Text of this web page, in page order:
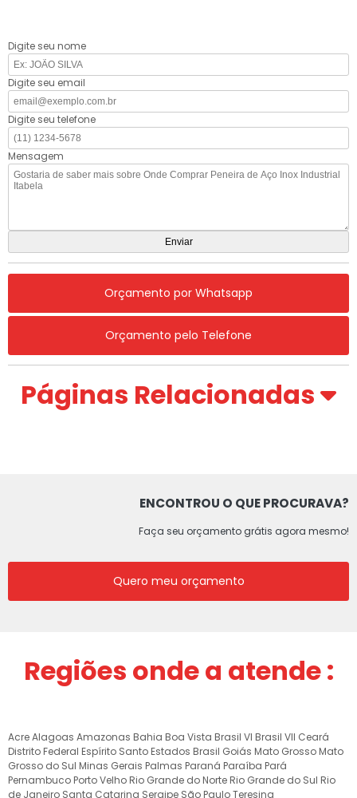
Digite seu nome
Digite seu email
Digite seu telefone
Mensagem
Orçamento por Whatsapp
Orçamento pelo Telefone
Páginas Relacionadas
ENCONTROU O QUE PROCURAVA?
Faça seu orçamento grátis agora mesmo!
Quero meu orçamento
Regiões onde a atende :
AcreAlagoas Amazonas Bahia Boa Vista Brasil VI Brasil VII Ceará
Distrito Federal Espírito Santo Estados Brasil Goiás Mato Grosso Mato
Grosso do Sul Minas Gerais Palmas Paraná Paraíba Pará
Pernambuco Porto Velho Rio Grande do Norte Rio Grande do Sul Rio
de Janeiro Santa Catarina Sergipe São PauloTeresina